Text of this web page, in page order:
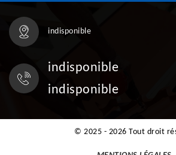
indisponible
indisponible
indisponible
© 2025 - 2026 Tout droit